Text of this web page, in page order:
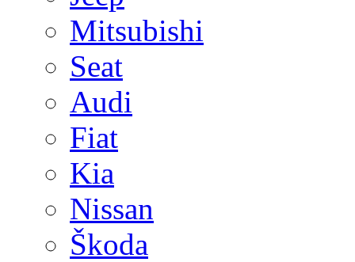
Mitsubishi
Seat
Audi
Fiat
Kia
Nissan
Škoda